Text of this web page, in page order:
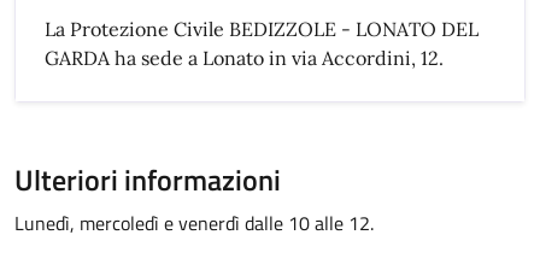
La Protezione Civile BEDIZZOLE - LONATO DEL
GARDA ha sede a Lonato in via Accordini, 12.
Ulteriori informazioni
Lunedì, mercoledì e venerdì dalle 10 alle 12.